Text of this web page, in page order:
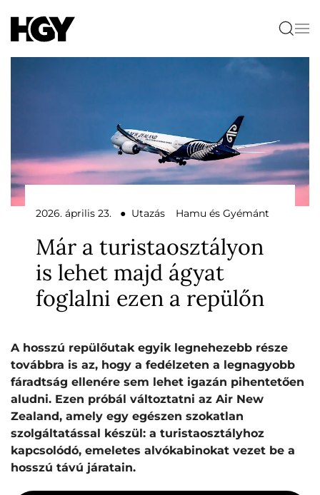
2026. április 23. ● Utazás Hamu és Gyémánt
Már a turistaosztályon
is lehet majd ágyat
foglalni ezen a repülőn
A hosszú repülőutak egyik legnehezebb része
továbbra is az, hogy a fedélzeten a legnagyobb
fáradtság ellenére sem lehet igazán pihentetően
aludni. Ezen próbál változtatni az Air New
Zealand, amely egy egészen szokatlan
szolgáltatással készül: a turistaosztályhoz
kapcsolódó, emeletes alvókabinokat vezet be a
hosszú távú járatain.